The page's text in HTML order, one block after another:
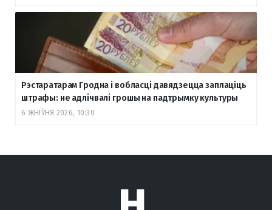
Рэстаратарам Гродна і вобласці давядзецца заплаціць
штрафы: не адлічвалі грошы на падтрымку культуры
6 ЖНІЎНЯ 2026, 10:30